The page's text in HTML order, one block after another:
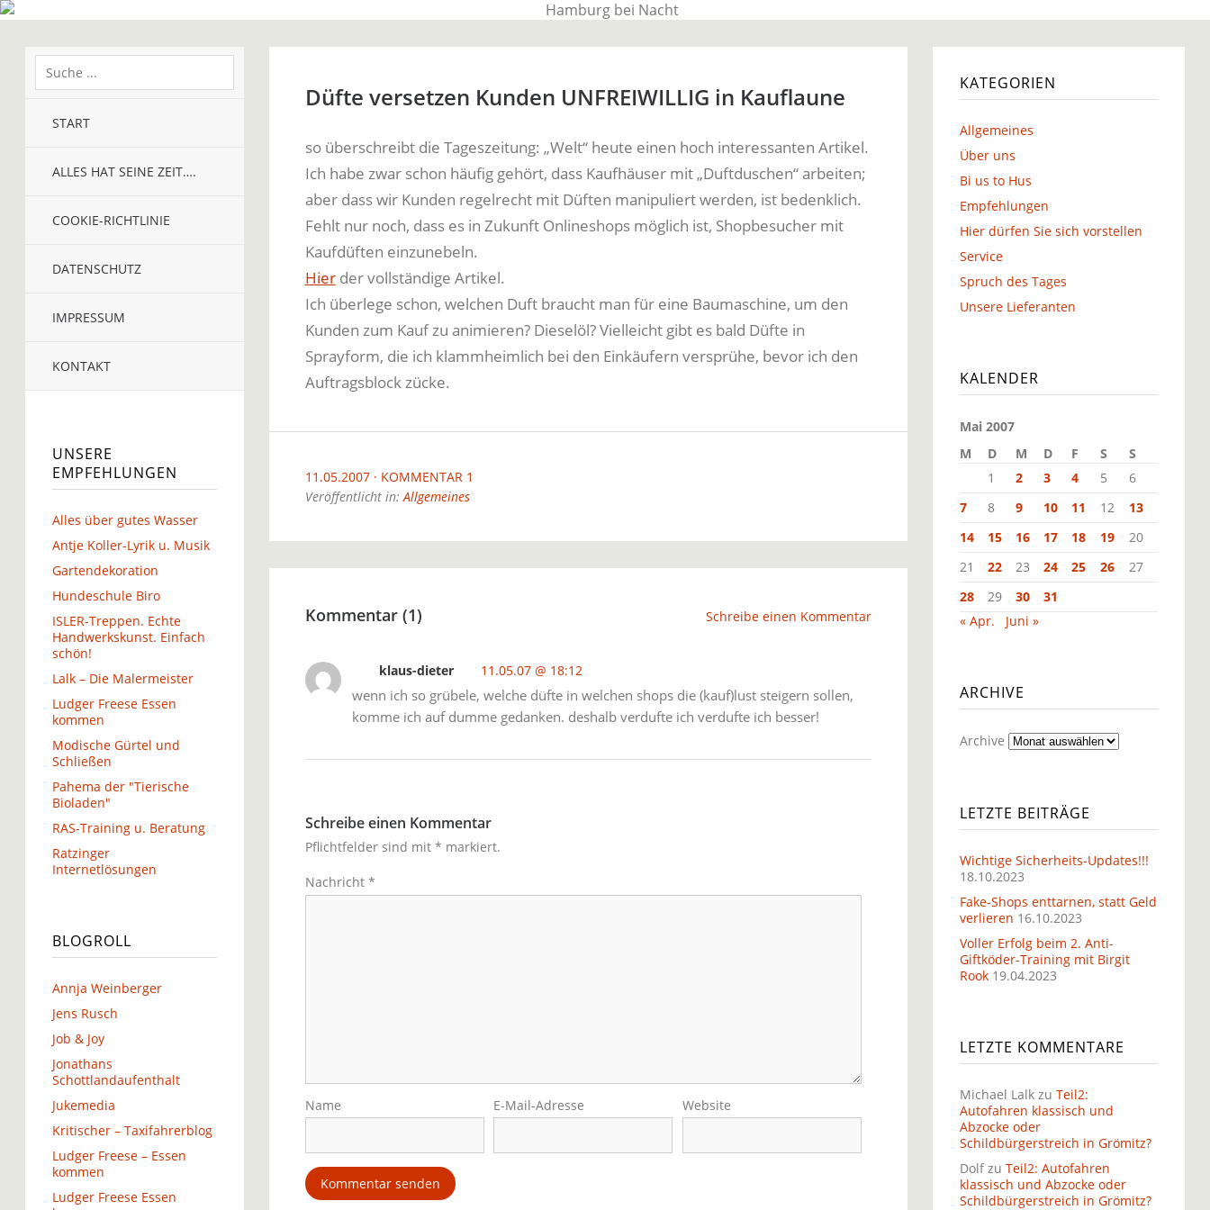
BauTime Blog
Über uns, über Produkte und unseren Alltag
START
ALLES HAT SEINE ZEIT….
COOKIE-RICHTLINIE
DATENSCHUTZ
IMPRESSUM
KONTAKT
UNSERE
EMPFEHLUNGEN
Alles über gutes Wasser
Antje Koller-Lyrik u. Musik
Gartendekoration
Hundeschule Biro
ISLER-Treppen. Echte
Handwerkskunst. Einfach
schön!
Lalk – Die Malermeister
Ludger Freese Essen
kommen
Modische Gürtel und
Schließen
Pahema der "Tierische
Bioladen"
RAS-Training u. Beratung
Ratzinger
Internetlösungen
BLOGROLL
Annja Weinberger
Jens Rusch
Job & Joy
Jonathans
Schottlandaufenthalt
Jukemedia
Kritischer – Taxifahrerblog
Ludger Freese – Essen
kommen
Ludger Freese Essen
Düfte versetzen Kunden UNFREIWILLIG in Kauflaune
so überschreibt die Tageszeitung: „Welt“ heute einen hoch interessanten Artikel.
Ich habe zwar schon häufig gehört, dass Kaufhäuser mit „Duftduschen“ arbeiten;
aber dass wir Kunden regelrecht mit Düften manipuliert werden, ist bedenklich.
Fehlt nur noch, dass es in Zukunft Onlineshops möglich ist, Shopbesucher mit
Kaufdüften einzunebeln.
Hierder vollständige Artikel.
Ich überlege schon, welchen Duft braucht man für eine Baumaschine, um den
Kunden zum Kauf zu animieren? Dieselöl? Vielleicht gibt es bald Düfte in
Sprayform, die ich klammheimlich bei den Einkäufern versprühe, bevor ich den
Auftragsblock zücke.
11.05.2007
KOMMENTAR 1
Veröffentlicht in:Allgemeines
Kommentar (1) Schreibe einen Kommentar
klaus-dieter 11.05.07 @ 18:12
wenn ich so grübele, welche düfte in welchen shops die (kauf)lust steigern sollen,
komme ich auf dumme gedanken. deshalb verdufte ich verdufte ich besser!
Schreibe einen Kommentar
Pflichtfelder sind mit * markiert.
Nachricht *
Name E-Mail-Adresse Website
KATEGORIEN
Allgemeines
Über uns
Bi us to Hus
Empfehlungen
Hier dürfen Sie sich vorstellen
Service
Spruch des Tages
Unsere Lieferanten
KALENDER
Mai 2007
M
D M D F S
S
1
2 3 4 5
6
7
8 9 10 11 12
13
14
15 16 17 18 19
20
21
22 23 24 25 26
27
28
29 30
31
« Apr.
Juni »
ARCHIVE
Archive
LETZTE BEITRÄGE
Wichtige Sicherheits-Updates!!!
18.10.2023
Fake-Shops enttarnen, statt Geld
verlieren 16.10.2023
Voller Erfolg beim 2. Anti-
Giftköder-Training mit Birgit
Rook 19.04.2023
LETZTE KOMMENTARE
Michael Lalkzu Teil2:
Autofahren klassisch und
Abzocke oder
Schildbürgerstreich in Grömitz?
Dolfzu Teil2: Autofahren
klassisch und Abzocke oder
Schildbürgerstreich in Grömitz?